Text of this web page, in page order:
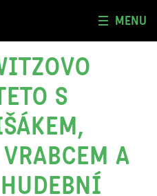
MENU
S
A